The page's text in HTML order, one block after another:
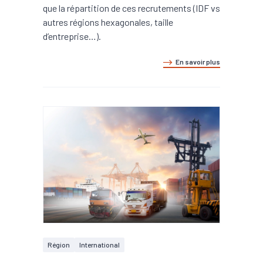
que la répartition de ces recrutements (IDF vs
autres régions hexagonales, taille
d’entreprise…).
En savoir plus
Région International